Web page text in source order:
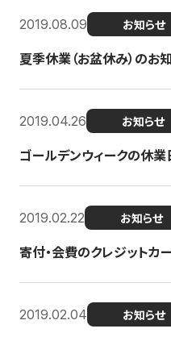
2019.08.09 お知らせ
夏季休業（お盆休み）のお
2019.04.26 お知らせ
ゴールデンウィークの休
2019.02.22 お知らせ
寄付・会費のクレジットカ
2019.02.04 お知らせ